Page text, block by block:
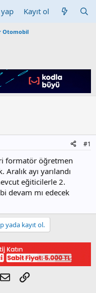
Kayıt ol
Otomobil
#1
formatör öğretmen
ayı yarılandı
eğiticilerle 2.
devam mı edecek
yada kayıt ol.
E-postaLink